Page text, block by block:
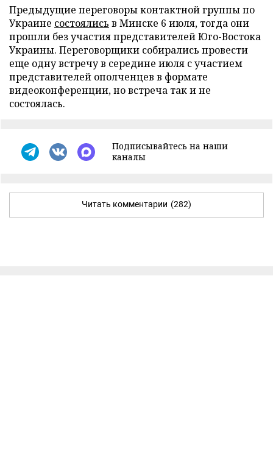
Предыдущие переговоры контактной группы по
Украине состоялись в Минске 6 июля, тогда они
прошли без участия представителей Юго-Востока
Украины. Переговорщики собирались провести
еще одну встречу в середине июля с участием
представителей ополченцев в формате
видеоконференции, но встреча так и не
состоялась.
Подписывайтесь на наши
каналы
Читать комментарии (282)